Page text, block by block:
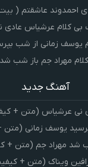
احمدوند عاشقتم (
بی کلام عرشیاس عادی
یوسف زمانی از شب
مهراد جم باز شب شد
آهنگ جدید
نی عرشیاس (متن +
یوسف زمانی (متن
شد مهراد جم (متن +
ویناک (متن +